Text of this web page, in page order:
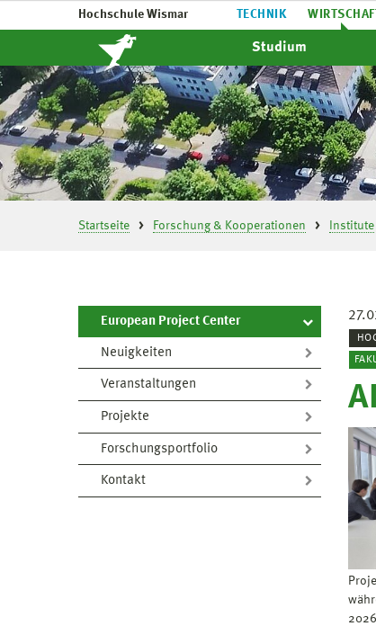
Hochschule Wismar TECHNIK WIRTSCHAFT
Studium
Startseite Forschung & Kooperationen Institute
European Project Center
Neuigkeiten
Veranstaltungen
Projekte
Forschungsportfolio
Kontakt